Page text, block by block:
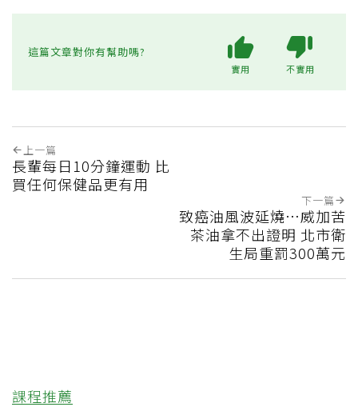
這篇文章對你有幫助嗎?
實用 不實用
上一篇
長輩每日10分鐘運動 比
買任何保健品更有用
下一篇
致癌油風波延燒…威加苦
茶油拿不出證明 北市衛
生局重罰300萬元
課程推薦